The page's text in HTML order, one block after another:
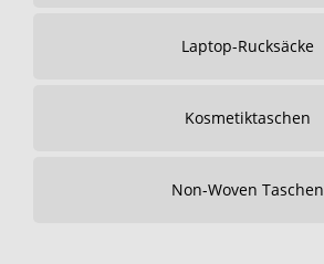
Laptop-Rucksäcke
Kosmetiktaschen
Non-Woven Taschen